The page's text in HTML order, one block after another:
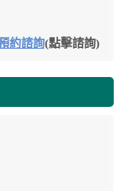
約諮詢(點擊諮詢)